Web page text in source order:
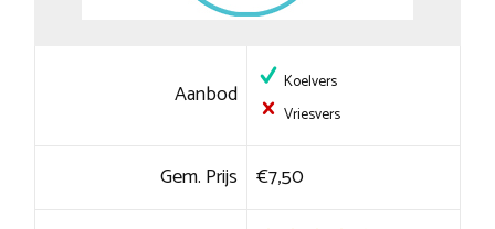
Aanbod
Koelvers
Vriesvers
Gem. Prijs €7,50